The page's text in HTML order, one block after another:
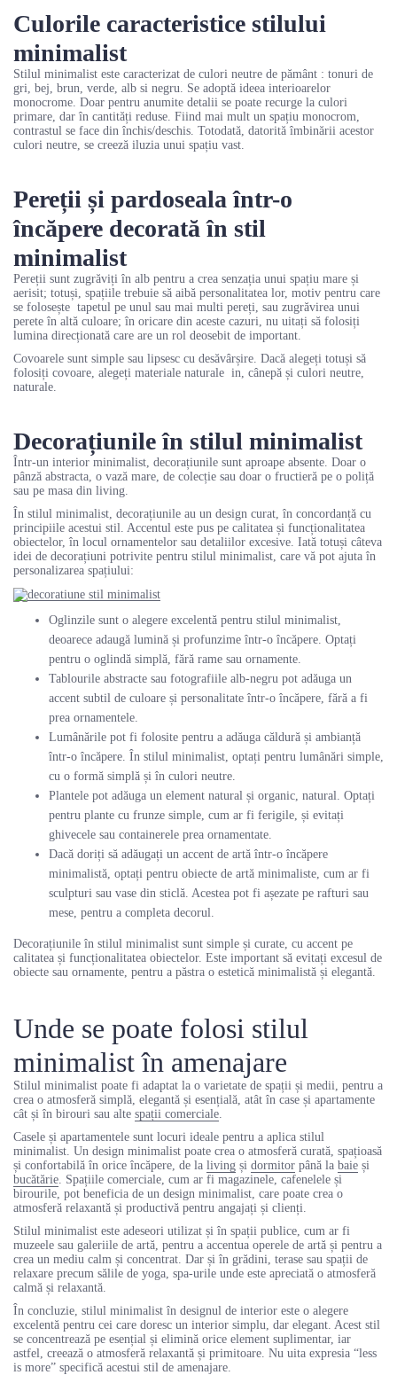
Culorile caracteristice stilului
minimalist
Stilul minimalist este caracterizat de culori neutre de pământ : tonuri de
gri, bej, brun, verde, alb si negru. Se adoptă ideea interioarelor
monocrome. Doar pentru anumite detalii se poate recurge la culori
primare, dar în cantități reduse. Fiind mai mult un spațiu monocrom,
contrastul se face din închis/deschis. Totodată, datorită îmbinării acestor
culori neutre, se creeză iluzia unui spațiu vast.
Pereții și pardoseala într-o
încăpere decorată în stil
minimalist
Pereții sunt zugrăviți în alb pentru a crea senzația unui spațiu mare și
aerisit; totuși, spațiile trebuie să aibă personalitatea lor, motiv pentru care
se folosește tapetul pe unul sau mai multi pereți, sau zugrăvirea unui
perete în altă culoare; în oricare din aceste cazuri, nu uitați să folosiți
lumina direcționată care are un rol deosebit de important.
Covoarele sunt simple sau lipsesc cu desăvârșire. Dacă alegeți totuși să
folosiți covoare, alegeți materiale naturale in, cânepă și culori neutre,
naturale.
Decorațiunile în stilul minimalist
Într-un interior minimalist, decorațiunile sunt aproape absente. Doar o
pânză abstracta, o vază mare, de colecție sau doar o fructieră pe o poliță
sau pe masa din living.
În stilul minimalist, decorațiunile au un design curat, în concordanță cu
principiile acestui stil. Accentul este pus pe calitatea și funcționalitatea
obiectelor, în locul ornamentelor sau detaliilor excesive. Iată totuși câteva
idei de decorațiuni potrivite pentru stilul minimalist, care vă pot ajuta în
personalizarea spațiului:
Oglinzile sunt o alegere excelentă pentru stilul minimalist,
deoarece adaugă lumină și profunzime într-o încăpere. Optați
pentru o oglindă simplă, fără rame sau ornamente.
Tablourile abstracte sau fotografiile alb-negru pot adăuga un
accent subtil de culoare și personalitate într-o încăpere, fără a fi
prea ornamentele.
Lumânările pot fi folosite pentru a adăuga căldură și ambianță
într-o încăpere. În stilul minimalist, optați pentru lumânări simple,
cu o formă simplă și în culori neutre.
Plantele pot adăuga un element natural și organic, natural. Optați
pentru plante cu frunze simple, cum ar fi ferigile, și evitați
ghivecele sau containerele prea ornamentate.
Dacă doriți să adăugați un accent de artă într-o încăpere
minimalistă, optați pentru obiecte de artă minimaliste, cum ar fi
sculpturi sau vase din sticlă. Acestea pot fi așezate pe rafturi sau
mese, pentru a completa decorul.
Decorațiunile în stilul minimalist sunt simple și curate, cu accent pe
calitatea și funcționalitatea obiectelor. Este important să evitați excesul de
obiecte sau ornamente, pentru a păstra o estetică minimalistă și elegantă.
Unde se poate folosi stilul
minimalist în amenajare
Stilul minimalist poate fi adaptat la o varietate de spații și medii, pentru a
crea o atmosferă simplă, elegantă și esențială, atât în case și apartamente
cât și în birouri sau alte spații comerciale
Casele și apartamentele sunt locuri ideale pentru a aplica stilul
minimalist. Un design minimalist poate crea o atmosferă curată, spațioasă
și confortabilă în orice încăpere, de la living și dormitor până la baie și
bucătărie . Spațiile comerciale, cum ar fi magazinele, cafenelele și
birourile, pot beneficia de un design minimalist, care poate crea o
atmosferă relaxantă și productivă pentru angajați și clienți.
Stilul minimalist este adeseori utilizat și în spații publice, cum ar fi
muzeele sau galeriile de artă, pentru a accentua operele de artă și pentru a
crea un mediu calm și concentrat. Dar și în grădini, terase sau spații de
relaxare precum sălile de yoga, spa-urile unde este apreciată o atmosferă
calmă și relaxantă.
În concluzie, stilul minimalist în designul de interior este o alegere
excelentă pentru cei care doresc un interior simplu, dar elegant. Acest stil
se concentrează pe esențial și elimină orice element suplimentar, iar
astfel, creează o atmosferă relaxantă și primitoare. Nu uita expresia “less
is more” specifică acestui stil de amenajare.